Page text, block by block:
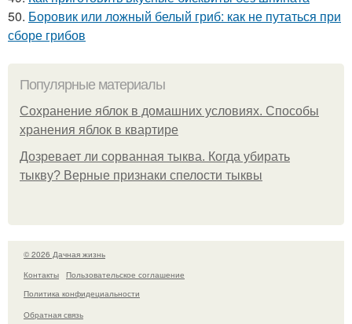
50. Боровик или ложный белый гриб: как не путаться при
сборе грибов
Популярные материалы
Сохранение яблок в домашних условиях. Способы
хранения яблок в квартире
Дозревает ли сорванная тыква. Когда убирать
тыкву? Верные признаки спелости тыквы
© 2026 Дачная жизнь
Контакты
Пользовательское соглашение
Политика конфидециальности
Обратная связь